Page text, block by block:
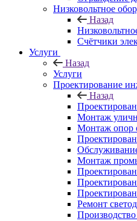
Низковольтное
Назад
Счётчики
Услуги
Назад
Услуги
Проектирование
Назад
Монтаж
Монтаж опор
Монтаж
Ремонт